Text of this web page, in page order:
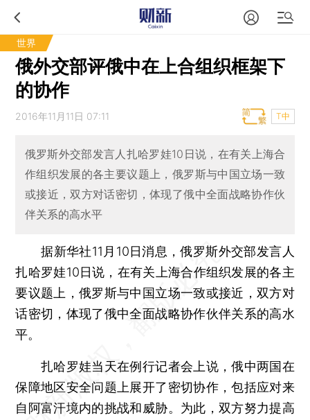
世界
俄外交部评俄中在上合组织框架下
的协作
2016年11月11日 07:11 T中
俄罗斯外交部发言人扎哈罗娃10日说，在有关上海合
作组织发展的各主要议题上，俄罗斯与中国立场一致
或接近，双方对话密切，体现了俄中全面战略协作伙
伴关系的高水平
据新华社11月10日消息，俄罗斯外交部发言人
扎哈罗娃10日说，在有关上海合作组织发展的各主
要议题上，俄罗斯与中国立场一致或接近，双方对
话密切，体现了俄中全面战略协作伙伴关系的高水
平。
扎哈罗娃当天在例行记者会上说，俄中两国在
保障地区安全问题上展开了密切协作，包括应对来
自阿富汗境内的挑战和威胁。为此，双方努力提高